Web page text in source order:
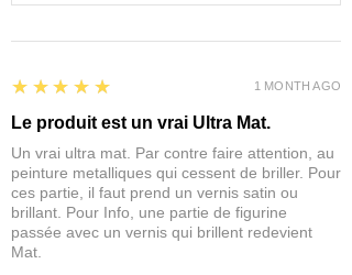
5
★★★★★
Le produit est un vrai Ultra Mat.
Un vrai ultra mat. Par contre faire attention, au
peinture metalliques qui cessent de briller. Pour
ces partie, il faut prend un vernis satin ou
brillant. Pour Info, une partie de figurine
passée avec un vernis qui brillent redevient
Mat.
1 MONTH AGO